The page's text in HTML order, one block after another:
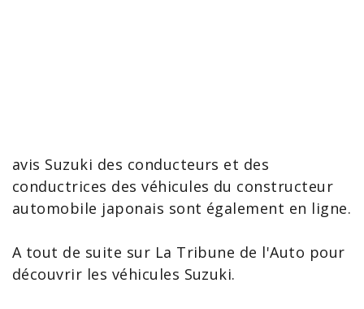
avis Suzuki des conducteurs et des
conductrices des véhicules du constructeur
automobile japonais sont également en ligne.
A tout de suite sur La Tribune de l'Auto pour
découvrir les véhicules Suzuki.